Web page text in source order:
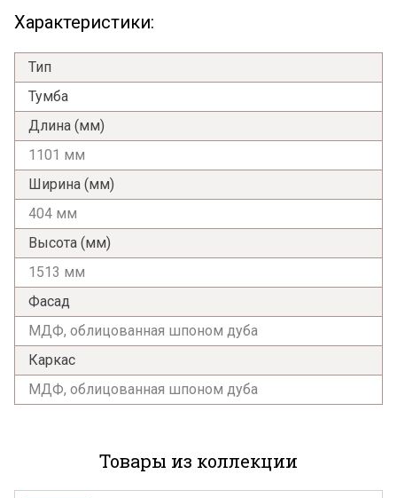
Характеристики:
Тип
Тумба
Длина (мм)
1101 мм
Ширина (мм)
404 мм
Высота (мм)
1513 мм
Фасад
МДФ, облицованная шпоном дуба
Каркас
МДФ, облицованная шпоном дуба
Товары из коллекции